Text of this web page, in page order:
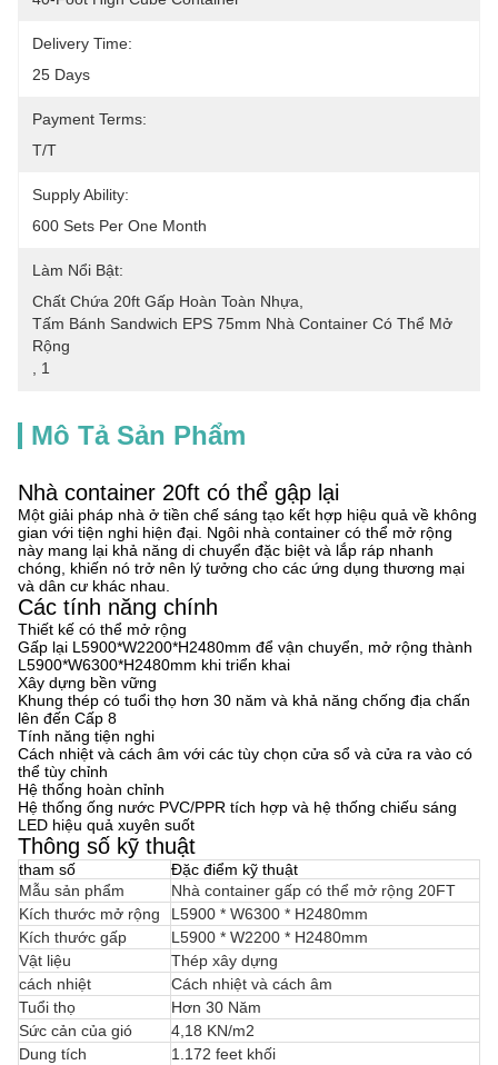
Delivery Time:
25 Days
Payment Terms:
T/T
Supply Ability:
600 Sets Per One Month
Làm Nổi Bật:
Chất Chứa 20ft Gấp Hoàn Toàn Nhựa
Tấm Bánh Sandwich EPS 75mm Nhà Container Có Thể Mở
Rộng
1
Mô Tả Sản Phẩm
Nhà container 20ft có thể gập lại
Một giải pháp nhà ở tiền chế sáng tạo kết hợp hiệu quả về không
gian với tiện nghi hiện đại. Ngôi nhà container có thể mở rộng
này mang lại khả năng di chuyển đặc biệt và lắp ráp nhanh
chóng, khiến nó trở nên lý tưởng cho các ứng dụng thương mại
và dân cư khác nhau.
Các tính năng chính
Thiết kế có thể mở rộng
Gấp lại L5900*W2200*H2480mm để vận chuyển, mở rộng thành
L5900*W6300*H2480mm khi triển khai
Xây dựng bền vững
Khung thép có tuổi thọ hơn 30 năm và khả năng chống địa chấn
lên đến Cấp 8
Tính năng tiện nghi
Cách nhiệt và cách âm với các tùy chọn cửa sổ và cửa ra vào có
thể tùy chỉnh
Hệ thống hoàn chỉnh
Hệ thống ống nước PVC/PPR tích hợp và hệ thống chiếu sáng
LED hiệu quả xuyên suốt
Thông số kỹ thuật
tham số
Đặc điểm kỹ thuật
Mẫu sản phẩm
Nhà container gấp có thể mở rộng 20FT
Kích thước mở rộng
L5900 * W6300 * H2480mm
Kích thước gấp
L5900 * W2200 * H2480mm
Vật liệu
Thép xây dựng
cách nhiệt
Cách nhiệt và cách âm
Tuổi thọ
Hơn 30 Năm
Sức cản của gió
4,18 KN/m2
Dung tích
1.172 feet khối